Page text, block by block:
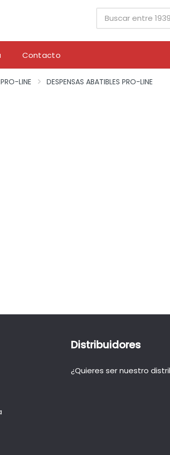
Contacto
LINE DESPENSAS ABATIBLES PRO-LINE
Distribuidores
¿Quieres ser nuestro